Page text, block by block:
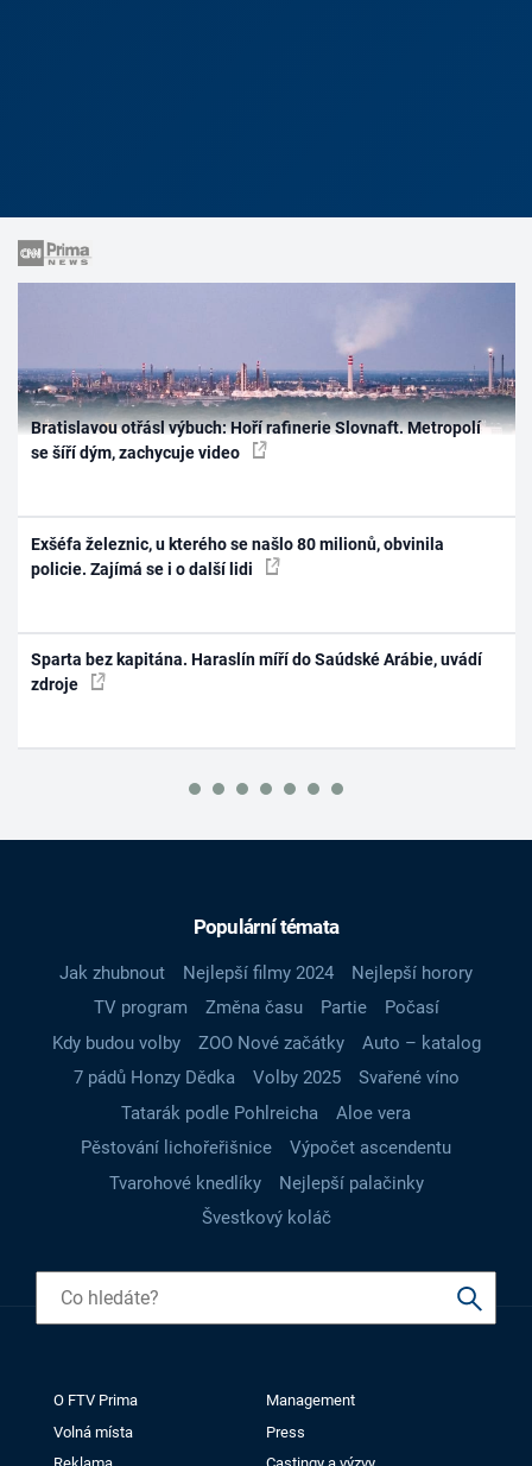
Bratislavou otřásl výbuch: Hoří rafinerie Slovnaft. Metropolí
se šíří dým, zachycuje video
Exšéfa železnic, u kterého se našlo 80 milionů, obvinila
policie. Zajímá se i o další lidi
Sparta bez kapitána. Haraslín míří do Saúdské Arábie, uvádí
zdroje
Populární témata
Jak zhubnout Nejlepší filmy 2024
Nejlepší horory
TV program
Změna času Partie
Počasí
Kdy budou volby
ZOO Nové začátky
Auto – katalog
7 pádů Honzy Dědka
Volby 2025
Svařené víno
Tatarák podle Pohlreicha
Aloe vera
Pěstování lichořeřišnice
Výpočet ascendentu
Tvarohové knedlíky
Nejlepší palačinky
Švestkový koláč
O FTV Prima
Management
Volná místa
Press